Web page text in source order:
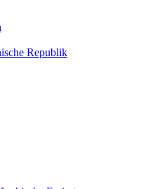
Republik